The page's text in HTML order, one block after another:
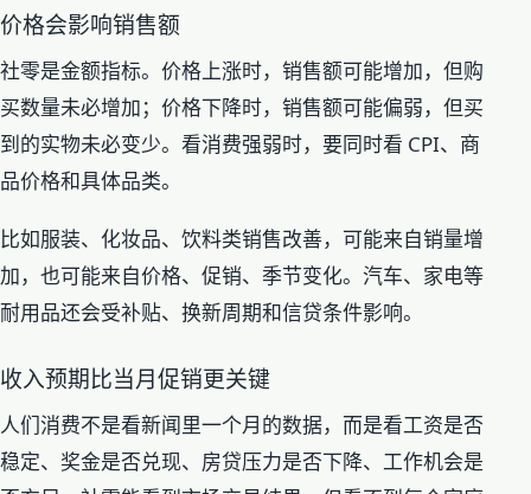
价格会影响销售额
社零是金额指标。价格上涨时，销售额可能增加，但购
买数量未必增加；价格下降时，销售额可能偏弱，但买
到的实物未必变少。看消费强弱时，要同时看 CPI、商
品价格和具体品类。
比如服装、化妆品、饮料类销售改善，可能来自销量增
加，也可能来自价格、促销、季节变化。汽车、家电等
耐用品还会受补贴、换新周期和信贷条件影响。
收入预期比当月促销更关键
人们消费不是看新闻里一个月的数据，而是看工资是否
稳定、奖金是否兑现、房贷压力是否下降、工作机会是